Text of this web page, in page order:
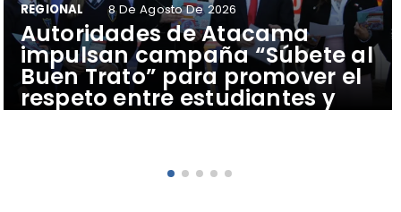
Autoridades de Atacama
impulsan campaña “Súbete al
Buen Trato” para promover el
respeto entre estudiantes y
conductores del transporte
REGIONAL 8 De Agosto De 2026